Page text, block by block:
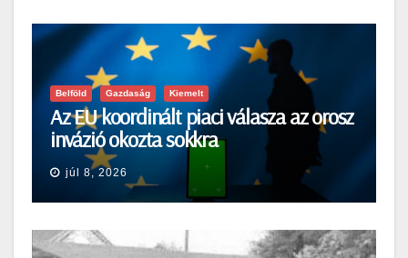
Belföld Gazdaság Kiemelt
Az EU koordinált piaci válasza az orosz
invázió okozta sokkra
júl 8, 2026